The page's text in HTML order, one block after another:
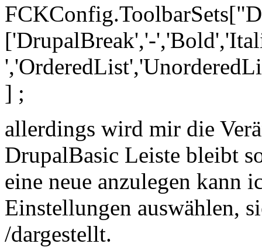
['DrupalBreak','-
] ;
allerdings wird mir die
DrupalBasic Leiste bleibt
eine neue anzulegen kann
Einstellungen auswählen,
/dargestellt.